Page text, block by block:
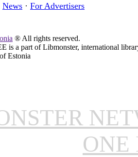
News · For Advertisers
® All rights reserved.
is a part of Libmonster, international
Estonia
ONE